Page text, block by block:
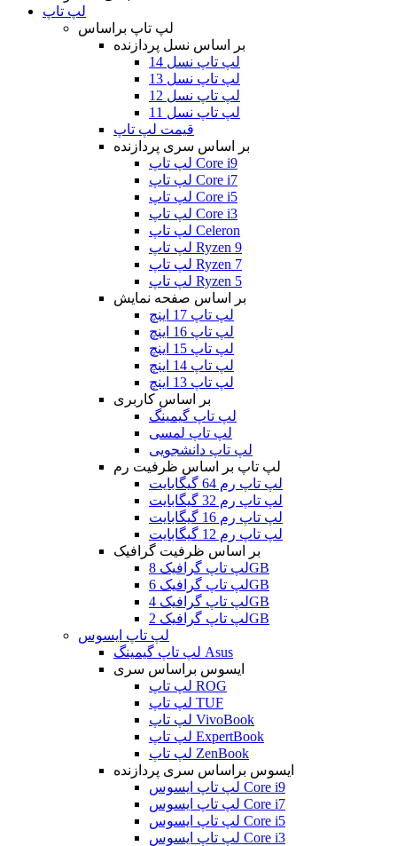
لپ تاپ
لپ تاپ براساس
بر اساس نسل پردازنده
لپ تاپ نسل 14
لپ تاپ نسل 13
لپ تاپ نسل 12
لپ تاپ نسل 11
قیمت لپ تاپ
بر اساس سری پردازنده
لپ تاپ Core i9
لپ تاپ Core i7
لپ تاپ Core i5
لپ تاپ Core i3
لپ تاپ Celeron
لپ تاپ Ryzen 9
لپ تاپ Ryzen 7
لپ تاپ Ryzen 5
بر اساس صفحه نمایش
لپ تاپ 17 اینچ
لپ تاپ 16 اینچ
لپ تاپ 15 اینچ
لپ تاپ 14 اینچ
لپ تاپ 13 اینچ
بر اساس کاربری
لپ تاپ گیمینگ
لپ تاپ لمسی
لپ تاپ دانشجویی
لپ تاپ بر اساس ظرفیت رم
لپ تاپ رم 64 گیگابایت
لپ تاپ رم 32 گیگابایت
لپ تاپ رم 16 گیگابایت
لپ تاپ رم 12 گیگابایت
بر اساس ظرفیت گرافیک
لپ تاپ گرافیک 8GB
لپ تاپ گرافیک 6GB
لپ تاپ گرافیک 4GB
لپ تاپ گرافیک 2GB
لپ تاپ ایسوس
لپ تاپ گیمینگ Asus
ایسوس براساس سری
لپ تاپ ROG
لپ تاپ TUF
لپ تاپ VivoBook
لپ تاپ ExpertBook
لپ تاپ ZenBook
ایسوس براساس سری پردازنده
لپ تاپ ایسوس Core i9
لپ تاپ ایسوس Core i7
لپ تاپ ایسوس Core i5
لپ تاپ ایسوس Core i3